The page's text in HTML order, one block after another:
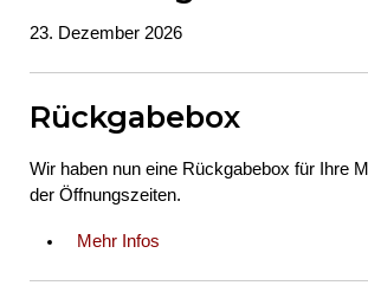
23. Dezember 2026
Rückgabebox
Wir haben nun eine Rückgabebox für Ihre
der Öffnungszeiten.
Mehr Infos